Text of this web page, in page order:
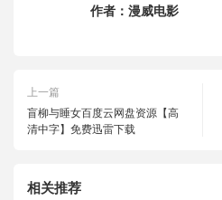
作者： 漫威电影
上一篇
盲柳与睡女百度云网盘资源【高
清中字】免费迅雷下载
相关推荐